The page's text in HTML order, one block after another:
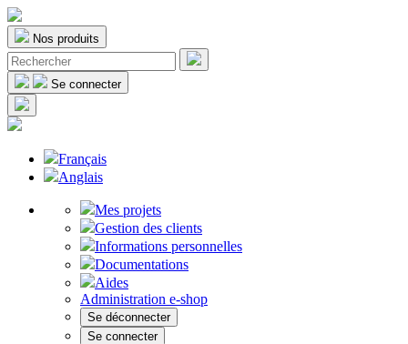
Nos produits
Se connecter
Français
Anglais
Mes projets
Gestion des clients
Informations personnelles
Documentations
Aides
Administration e-shop
Se déconnecter
Se connecter